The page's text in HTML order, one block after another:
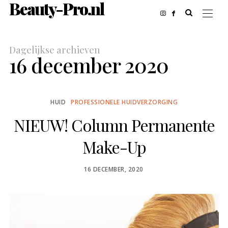
Beauty-Pro.nl
Dagelijkse archieven
16 december 2020
HUID PROFESSIONELE HUIDVERZORGING
NIEUW! Column Permanente
Make-Up
POSTED
16 DECEMBER, 2020